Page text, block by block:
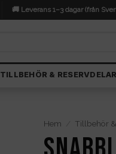
🚚 Leverans 1–3 dagar (från
TILLBEHÖR & RESERVDELAR
Hem Tillbehör